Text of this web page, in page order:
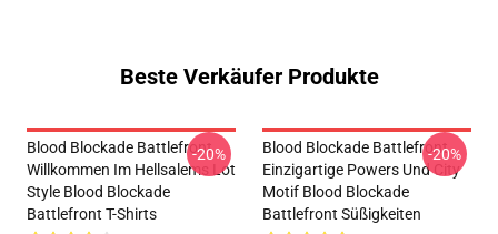
Beste Verkäufer Produkte
Blood Blockade Battlefront
Willkommen Im Hellsalems Lot
Style Blood Blockade
Battlefront T-Shirts
-20%
Blood Blockade Battlefront
Einzigartige Powers Und City
Motif Blood Blockade
Battlefront Süßigkeiten
-20%